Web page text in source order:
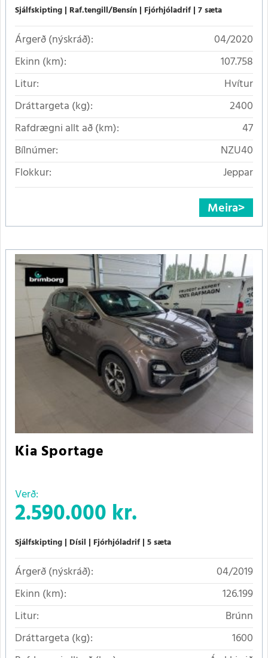
Sjálfskipting Raf.tengill/Bensín Fjórhjóladrif 7 sæta
Árgerð (nýskráð):
04/2020
Ekinn (km):
107.758
Litur:
Hvítur
Dráttargeta (kg):
2400
Rafdrægni allt að (km):
47
Bílnúmer:
NZU40
Flokkur:
Jeppar
Meira
Kia Sportage
Verð:
2.590.000 kr.
Sjálfskipting Dísil Fjórhjóladrif 5 sæta
Árgerð (nýskráð):
04/2019
Ekinn (km):
126.199
Litur:
Brúnn
Dráttargeta (kg):
1600